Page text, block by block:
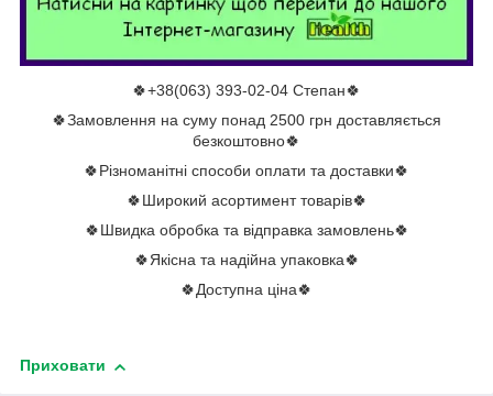
🍀+38(063) 393-02-04 Степан🍀
🍀Замовлення на суму понад 2500 грн доставляється
безкоштовно🍀
🍀Різноманітні способи оплати та доставки🍀
🍀Широкий асортимент товарів🍀
🍀Швидка обробка та відправка замовлень🍀
🍀Якісна та надійна упаковка🍀
🍀Доступна ціна🍀
Приховати